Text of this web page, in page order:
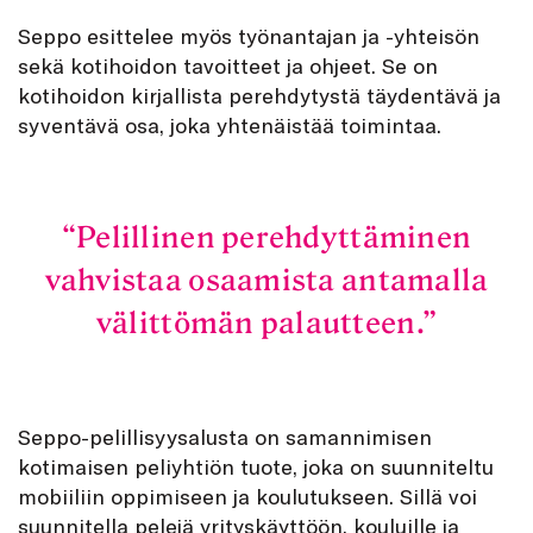
Seppo esittelee myös työnantajan ja -yhteisön
sekä kotihoidon tavoitteet ja ohjeet. Se on
kotihoidon kirjallista perehdytystä täydentävä ja
syventävä osa, joka yhtenäistää toimintaa.
Pelillinen perehdyttäminen
vahvistaa osaamista antamalla
välittömän palautteen.
Seppo-pelillisyysalusta on samannimisen
kotimaisen peliyhtiön tuote, joka on suunniteltu
mobiiliin oppimiseen ja koulutukseen. Sillä voi
suunnitella pelejä yrityskäyttöön, kouluille ja